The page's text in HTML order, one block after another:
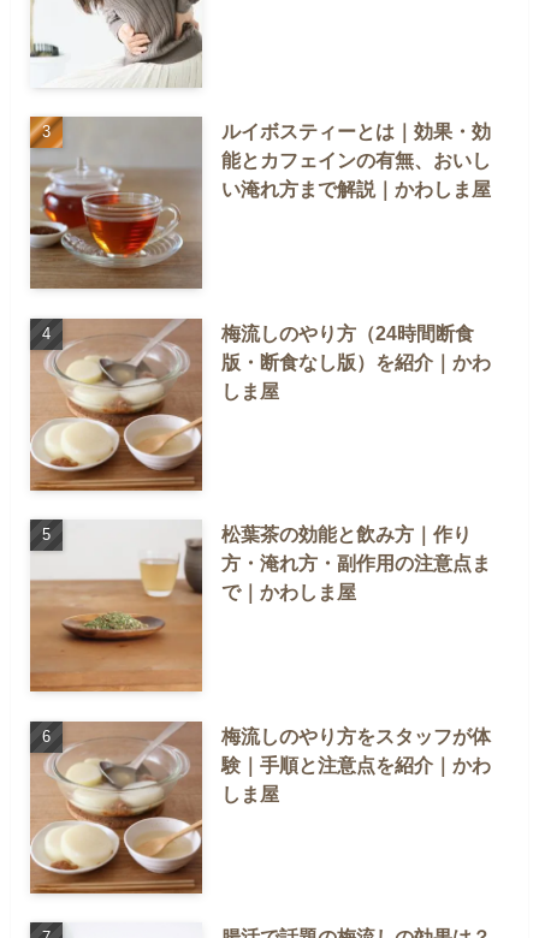
ルイボスティーとは｜効果・効
能とカフェインの有無、おいし
い淹れ方まで解説｜かわしま屋
梅流しのやり方（24時間断食
版・断食なし版）を紹介｜かわ
しま屋
松葉茶の効能と飲み方｜作り
方・淹れ方・副作用の注意点ま
で｜かわしま屋
梅流しのやり方をスタッフが体
験｜手順と注意点を紹介｜かわ
しま屋